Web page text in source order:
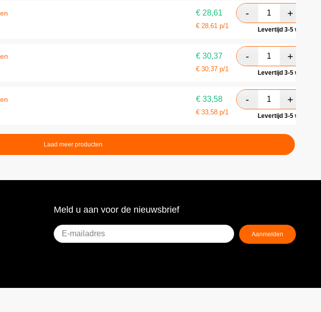
€ 28,61
€ 28,61 p/1 Levertijd 3-5
€ 30,37
€ 30,37 p/1 Levertijd 3-5
€ 33,58
€ 33,58 p/1 Levertijd 3-5
Laad meer producten
Meld u aan voor de nieuwsbrief
E-
mailadres(Vereist)
Aanmelden